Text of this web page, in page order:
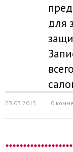
для
23.03.2015 0